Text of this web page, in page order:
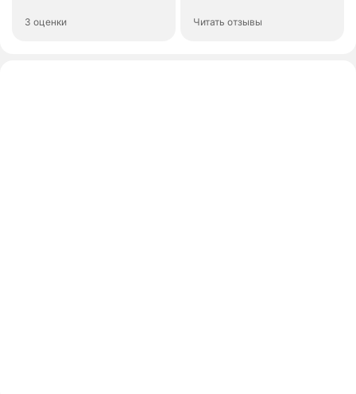
3 оценки Читать отзывы